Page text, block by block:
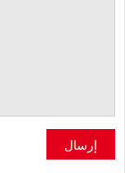
إرسال